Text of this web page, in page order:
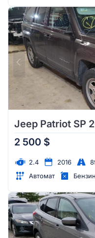
Jeep Patriot SP
2 500 $
2.4 2016
Автомат
Бензин